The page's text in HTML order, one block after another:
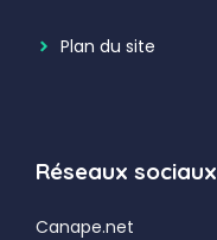
Plan du site
Réseaux sociaux
Canape.net